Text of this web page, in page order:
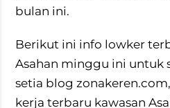
bulan ini.
Berikut ini info lowker
Asahan minggu ini untuk
setia blog
kerja terbaru kawasan